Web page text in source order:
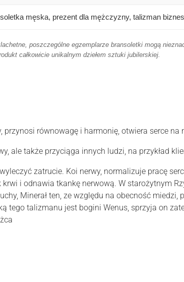
męska, prezent dla mężczyzny, talizman
poszczególne egzemplarze bransoletki mogą
całkowicie unikalnym dziełem sztuki jubilerskiej.
równowagę i harmonię, otwiera serce na
ale także przyciąga innych ludzi, na przykład
zatrucie. Koi nerwy, normalizuje pracę
i odnawia tkankę nerwową. W starożytnym
Minerał ten, ze względu na obecność
talizmanu jest bogini Wenus, sprzyja on